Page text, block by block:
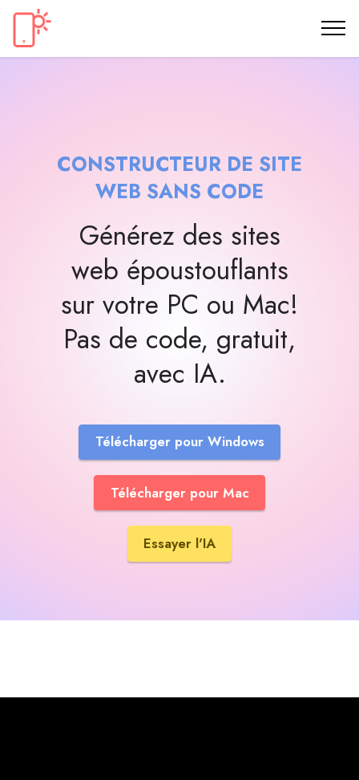
CONSTRUCTEUR DE SITE
WEB SANS CODE
Générez des sites
web époustouflants
sur votre PC ou Mac!
Pas de code, gratuit,
avec IA.
Télécharger pour Windows
Télécharger pour Mac
Essayer l'IA